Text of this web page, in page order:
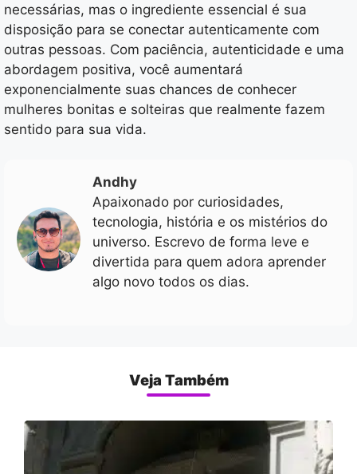
necessárias, mas o ingrediente essencial é sua
disposição para se conectar autenticamente com
outras pessoas. Com paciência, autenticidade e uma
abordagem positiva, você aumentará
exponencialmente suas chances de conhecer
mulheres bonitas e solteiras que realmente fazem
sentido para sua vida.
Andhy
Apaixonado por curiosidades,
tecnologia, história e os mistérios do
universo. Escrevo de forma leve e
divertida para quem adora aprender
algo novo todos os dias.
Veja Também